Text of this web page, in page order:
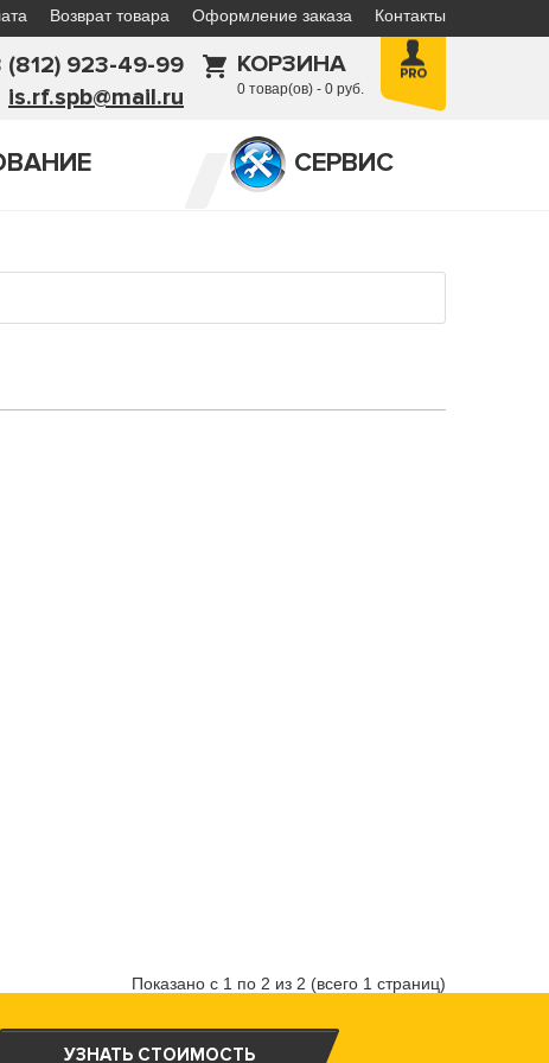
Возврат товара Оформление заказа Контакты
КОРЗИНА
0 товар(ов) - 0 руб.
(812) 923-49-99
is.rf.spb@mail.ru
СЕРВИС
Показано с 1 по 2 из 2 (всего 1 страниц)
УЗНАТЬ СТОИМОСТЬ